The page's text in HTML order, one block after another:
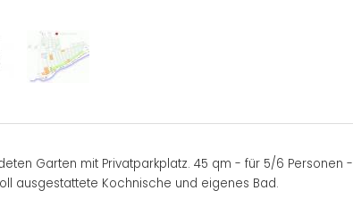
Garten mit Privatparkplatz. 45 qm - für 5/6 Personen -
ausgestattete Kochnische und eigenes Bad.